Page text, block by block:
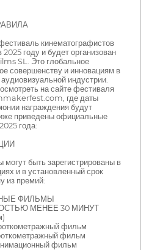
кинематографистов
году и будет организован
SL. Это глобальное
совершенству и инновациям в
индустрии.
на сайте фестиваля
где даты
награждения будут
приведены официальные
года:
быть зарегистрированы в
и в установленный срок
из премий:
ФИЛЬМЫ
МЕНЕЕ 30 МИНУТ
фильм
фильм
фильм